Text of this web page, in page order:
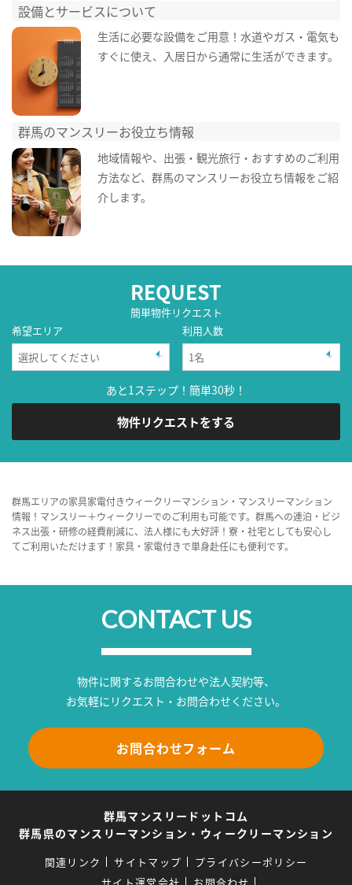
設備とサービスについて
生活に必要な設備をご用意！水道やガス・電気も
すぐに使え、入居日から通常に生活ができます。
群馬のマンスリーお役立ち情報
地域情報や、出張・観光旅行・おすすめのご利用
方法など、群馬のマンスリーお役立ち情報をご紹
介します。
REQUEST
簡単物件リクエスト
希望エリア
利用人数
あと1ステップ！簡単30秒！
物件リクエストをする
群馬エリアの家具家電付きウィークリーマンション・マンスリーマンション
情報！マンスリー＋ウィークリーでのご利用も可能です。群馬への連泊・ビジ
ネス出張・研修の経費削減に、法人様にも大好評！寮・社宅としても安心し
てご利用いただけます！家具・家電付きで単身赴任にも便利です。
CONTACT US
物件に関するお問合わせや法人契約等、
お気軽にリクエスト・お問合わせください。
お問合わせフォーム
群馬マンスリードットコム
群馬県のマンスリーマンション・ウィークリーマンション
関連リンク サイトマップ
プライバシーポリシー